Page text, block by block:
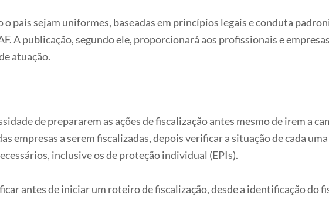
país sejam uniformes, baseadas em princípios legais e conduta
A publicação, segundo ele, proporcionará aos profissionais e
atuação.
de prepararem as ações de fiscalização antes mesmo de irem a
empresas a serem fiscalizadas, depois verificar a situação de cada
inclusive os de proteção individual (EPIs).
antes de iniciar um roteiro de fiscalização, desde a identificação do